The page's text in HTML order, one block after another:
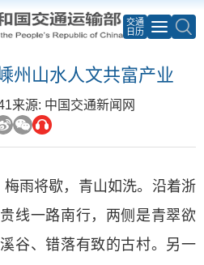
交通
日历
州山水人文共富产业
来源: 中国交通新闻网
雨将歇，青山如洗。沿着浙
线一路南行，两侧是青翠欲
谷、错落有致的古村。另一